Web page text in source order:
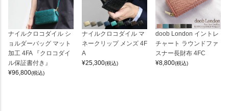
ナイルクロコダイル シ
ョルダーバッグ マット
加工 4FA 『クロコダイ
ル保証書付き』
¥96,800(税込)
ナイルクロコダイル マ
ネークリップ メンズ 4F
A
¥25,300(税込)
doob London イントレ
チャート ラウンドファ
スナー長財布 4FC
¥8,800(税込)